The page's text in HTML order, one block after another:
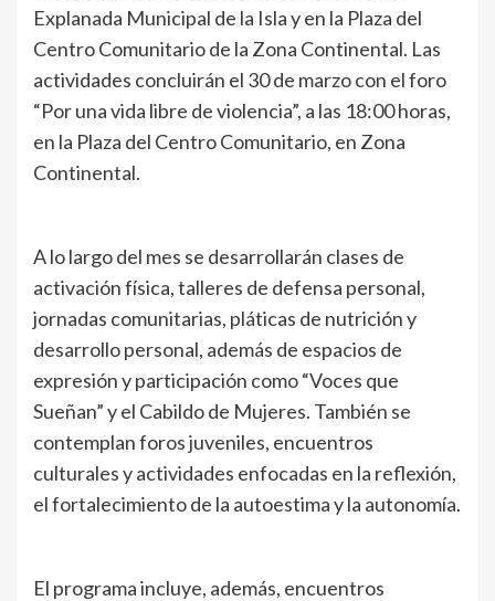
Explanada Municipal de la Isla y en la Plaza del
Centro Comunitario de la Zona Continental. Las
actividades concluirán el 30 de marzo con el foro
“Por una vida libre de violencia”, a las 18:00 horas,
en la Plaza del Centro Comunitario, en Zona
Continental.
A lo largo del mes se desarrollarán clases de
activación física, talleres de defensa personal,
jornadas comunitarias, pláticas de nutrición y
desarrollo personal, además de espacios de
expresión y participación como “Voces que
Sueñan” y el Cabildo de Mujeres. También se
contemplan foros juveniles, encuentros
culturales y actividades enfocadas en la reflexión,
el fortalecimiento de la autoestima y la autonomía.
El programa incluye, además, encuentros